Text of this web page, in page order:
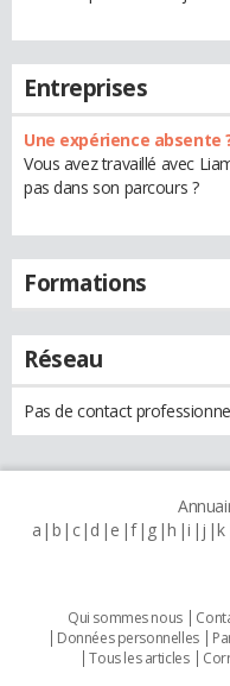
Entreprises
Une expérience absente
Vous avez travaillé avec
pas dans son parcours ?
Formations
Réseau
Pas de contact
a b c d e f g h i j k
Qui sommes nous
Données personnelles
Tous les articles